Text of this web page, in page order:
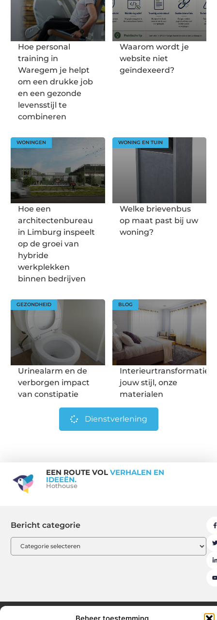
Beheer toestemming
Hoe personal
training in
Waregem je helpt
om een drukke job
en een gezonde
levensstijl te
combineren
Waarom wordt je
website niet
geïndexeerd?
WONINGEN
Hoe een
architectenbureau
in Limburg inspeelt
op de groei van
hybride
werkplekken
binnen bedrijven
WONING EN TUIN
Welke brievenbus
op maat past bij uw
woning?
GEZONDHEID
Urinealarm en de
verborgen impact
van constipatie
BLOG
Interieurtransformatie:
jouw stijl, onze
materialen
Dienstverlening
EEN ROUTE VOL VERHALEN EN
IDEEËN.
Hothouse
Bericht categorie
Beroemdheden Contact